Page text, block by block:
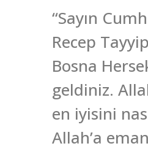
“Sayın
Recep
Bosna
geldiniz.
en iyisini
Allah’a